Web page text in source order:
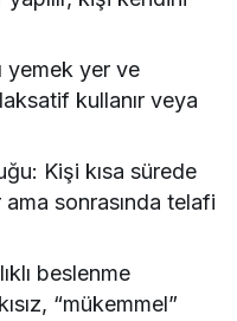
yemek yer ve
kullanır veya
Kişi kısa sürede
sonrasında telafi
beslenme
“mükemmel”